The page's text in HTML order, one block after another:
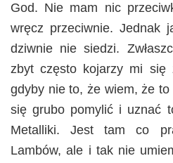
God. Nie mam nic
wręcz przeciwnie. Jednak
dziwnie nie siedzi.
zbyt często kojarzy mi
gdyby nie to, że wiem, że to
się grubo pomylić i uznać
Metalliki. Jest tam co
Lambów, ale i tak nie